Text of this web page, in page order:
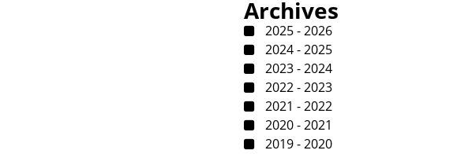
Archives
2025 - 2026
2024 - 2025
2023 - 2024
2022 - 2023
2021 - 2022
2020 - 2021
2019 - 2020